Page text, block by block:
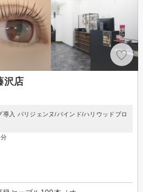
沢店
導入 パリジェンヌ/バインド/ハリウッドブロ